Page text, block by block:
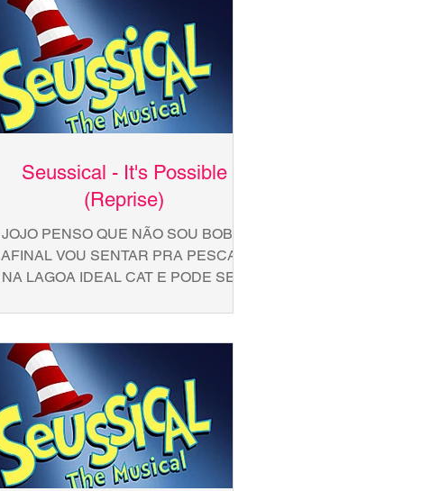
Seussical - It's Possible
(Reprise)
JOJO PENSO QUE NÃO SOU BOBO,
AFINAL VOU SENTAR PRA PESCAR
NA LAGOA IDEAL CAT E PODE SER